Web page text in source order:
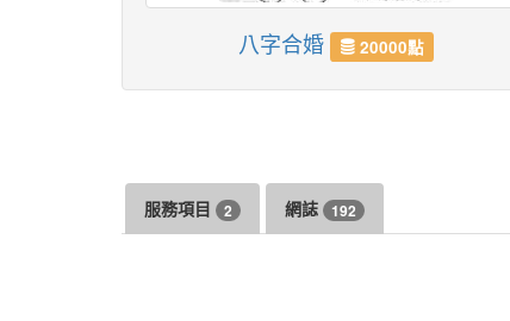
八字合婚 20000點
服務項目 2 網誌 192